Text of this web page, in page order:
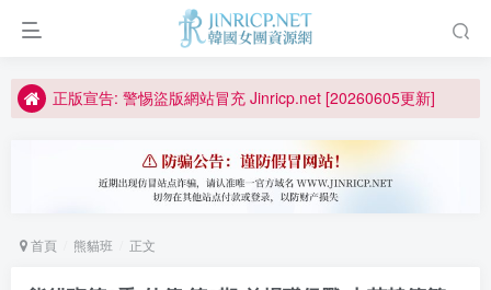
如何獲得 Jinricp.net 網站邀請碼
因粉絲房被舉報給主播糟下架,我們提高了粉絲房購買門檻
所有ED2K連結僅支援115網盤/PikPak網盤，其它網盤均不支援
關於 PikPak 下播放影片呈現 “一條線” 的問題報告
如何獲得 Jinricp.net 網站邀請碼
正版宣告: 警惕盜版網站冒充 Jinricp.net [20260605更新]
首頁 熊貓班 正文